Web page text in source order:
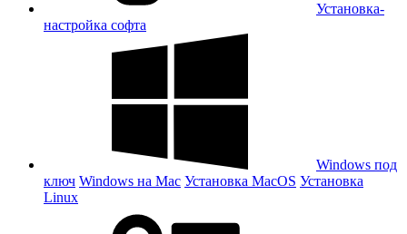
Установка-
настройка софта
Windows под
ключ Windows на Mac Установка MacOS Установка
Linux